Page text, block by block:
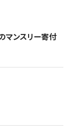
マンスリー寄付